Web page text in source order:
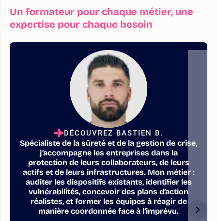
Un formateur pour chaque métier, une
expertise pour chaque besoin
DÉCOUVREZ BASTIEN B.
Spécialiste de la sûreté et de la gestion de crise,
j’accompagne les entreprises dans la
protection de leurs collaborateurs, de leurs
actifs et de leurs infrastructures. Mon métier :
auditer les dispositifs existants, identifier les
vulnérabilités, concevoir des plans d’action
réalistes, et former les équipes à réagir de
manière coordonnée face à l’imprévu.